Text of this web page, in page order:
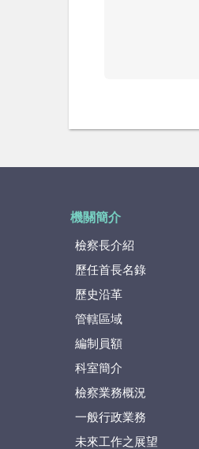
機關簡介
檢察長介紹
歷任首長名錄
歷史沿革
管轄區域
編制員額
科室簡介
檢察業務概況
一般行政業務
未來工作之展望